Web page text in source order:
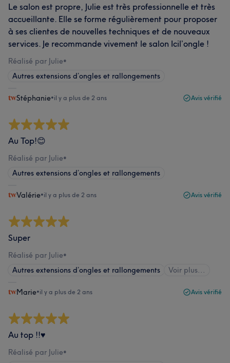
Le salon est propre, Julie est très professionnelle et très
accueillante. Elle se forme régulièrement pour proposer
à ses clientes de nouvelles techniques et de nouveaux
services. Je recommande vivement le salon Icil’ongle !
Réalisé par Julie•
Autres extensions d’ongles et rallongements
Stéphanie•il y a plus de 2 ans Avis vérifié
Au Top!😊
Réalisé par Julie•
Autres extensions d’ongles et rallongements
Valérie•il y a plus de 2 ans Avis vérifié
Super
Réalisé par Julie•
Autres extensions d’ongles et rallongements
Voir plus...
Marie•il y a plus de 2 ans Avis vérifié
Au top !!♥️
Réalisé par Julie•